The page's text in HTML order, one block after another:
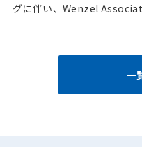
グに伴い、Wenzel
一